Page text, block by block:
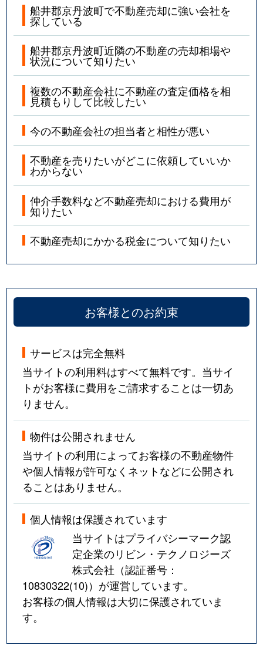
船井郡京丹波町で不動産売却に強い会社を
探している
船井郡京丹波町近隣の不動産の売却相場や
状況について知りたい
複数の不動産会社に不動産の査定価格を相
見積もりして比較したい
今の不動産会社の担当者と相性が悪い
不動産を売りたいがどこに依頼していいか
わからない
仲介手数料など不動産売却における費用が
知りたい
不動産売却にかかる税金について知りたい
お客様とのお約束
サービスは完全無料
当サイトの利用料はすべて無料です。当サイ
トがお客様に費用をご請求することは一切あ
りません。
物件は公開されません
当サイトの利用によってお客様の不動産物件
や個人情報が許可なくネットなどに公開され
ることはありません。
個人情報は保護されています
当サイトはプライバシーマーク認
定企業のリビン・テクノロジーズ
株式会社（認証番号：
10830322(10)）が運営しています。
お客様の個人情報は大切に保護されていま
す。